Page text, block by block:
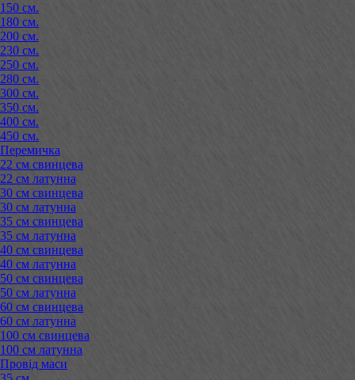
150 см.
180 см.
200 см.
230 см.
250 см.
280 см.
300 см.
350 см.
400 см.
450 см.
Перемичка
22 см свинцева
22 см латунна
30 см свинцева
30 см латунна
35 см свинцева
35 см латунна
40 см свинцева
40 см латунна
50 см свинцева
50 см латунна
60 см свинцева
60 см латунна
100 см свинцева
100 см латунна
Провід маси